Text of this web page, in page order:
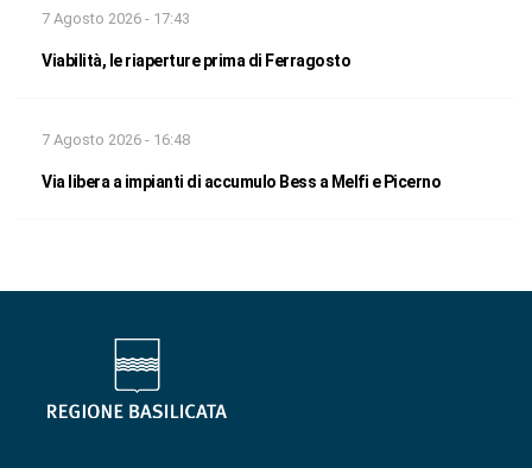
7 Agosto 2026 - 17:43
Viabilità, le riaperture prima di Ferragosto
7 Agosto 2026 - 16:48
Via libera a impianti di accumulo Bess a Melfi e Picerno